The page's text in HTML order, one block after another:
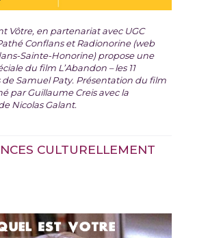
Vôtre, en partenariat avec UGC
Conflans et Radionorine (web
Sainte-Honorine) propose une
du film L’Abandon – les 11
de Samuel Paty. Présentation du film
par Guillaume Creis avec la
Nicolas Galant.
CULTURELLEMENT